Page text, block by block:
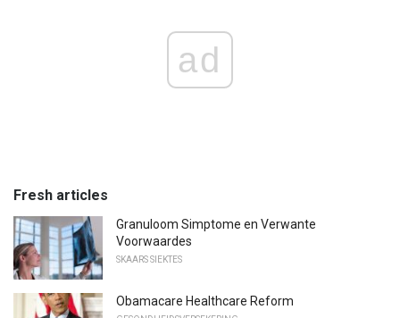
ad
Fresh articles
Granuloom Simptome en Verwante
Voorwaardes
SKAARS SIEKTES
Obamacare Healthcare Reform